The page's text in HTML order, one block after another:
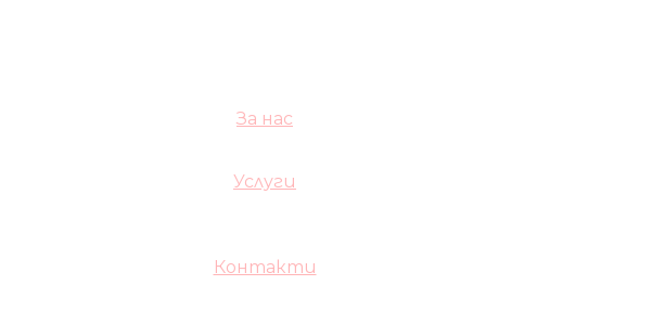
За нас
Услуги
Контакти